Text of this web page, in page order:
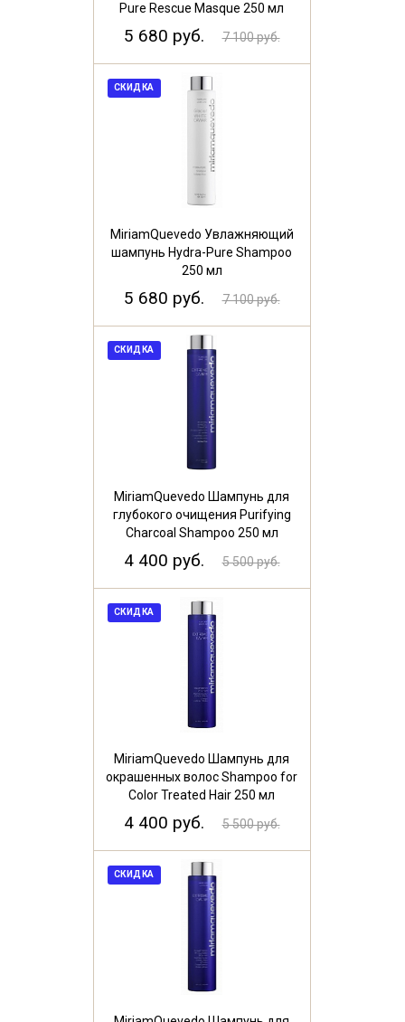
Pure Rescue Masque 250 мл
5 680 руб. 7 100 руб.
СКИДКА
MiriamQuevedo Увлажняющий
шампунь Hydra-Pure Shampoo
250 мл
5 680 руб. 7 100 руб.
СКИДКА
MiriamQuevedo Шампунь для
глубокого очищения Purifying
Charcoal Shampoo 250 мл
4 400 руб. 5 500 руб.
СКИДКА
MiriamQuevedo Шампунь для
окрашенных волос Shampoo for
Color Treated Hair 250 мл
4 400 руб. 5 500 руб.
СКИДКА